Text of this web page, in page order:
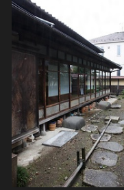
高麗 [朝鮮半島]
朝鮮 [朝鮮半島]
近現代 [朝鮮半島]
旧石器 [中国]
新石器 [中国]
夏 [中国]
殷（商） [中国]
周 [中国]
春秋時代 [中国]
石像
石膏像
その他
工芸品
金工
漆工
染織
陶磁
ガラス
史跡
名勝
天然記念物
特別史跡
特別名勝
特別天然記念物
重要文化的景観
重要伝統的建造
選定保存技術
未指定
CC BY-ND（表
CC BY-NC（表示
CC BY-NC-SA
CC BY-NC-ND
IN COPYRIGHT
IN COPYRIGHT -
EU孤児著作物）
IN COPYRIGHT -
PERMITTED（著
IN COPYRIGHT -
PERMITTED（著
連想検索
20件で表示